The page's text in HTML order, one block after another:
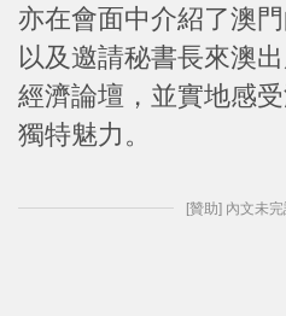
亦在會面中介紹了澳
以及邀請秘書長來澳
經濟論壇，並實地感
獨特魅力。
[贊助] 內文未